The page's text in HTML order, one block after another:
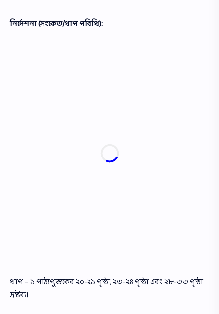
নির্দেশনা (সংকেত/ধাপ পরিধি):
ধাপ – ১ পাঠ্যপুস্তকের ২০-২১ পৃষ্ঠা, ২৩-২৪ পৃষ্ঠা এবং ২৮-৩৩ পৃষ্ঠা
দ্রষ্টব্য।